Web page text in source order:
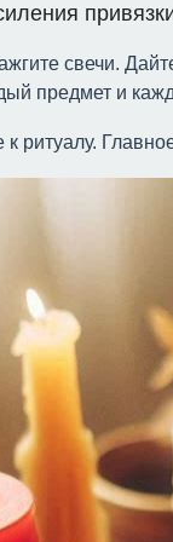
свечи.
предмет и
к ритуалу.